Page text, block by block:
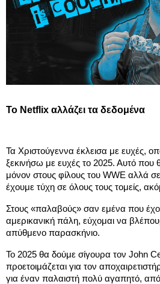
To Netflix αλλάζει τα δεδομένα
Τα Χριστούγεννα έκλεισα με ευχές,
ξεκινήσω με ευχές το 2025. Αυτό που
μόνον στους φίλους του WWE αλλά
έχουμε τύχη σε όλους τους τομείς,
Στους «παλαβούς» σαν εμένα που
αμερικανική πάλη, εύχομαι να
απύθμενο παρασκήνιο.
Το 2025 θα δούμε σίγουρα τον John
προετοιμάζεται για τον
για έναν παλαιστή πολύ αγαπητό,